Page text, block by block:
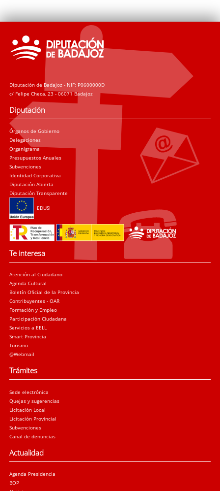
Diputación de Badajoz - NIF: P0600000D
c/ Felipe Checa, 23 - 06071 Badajoz
Diputación
Órganos de Gobierno
Delegaciones
Organigrama
Presupuestos Anuales
Subvenciones
Identidad Corporativa
Diputación Abierta
Diputación Transparente
EDUSI
Te interesa
Atención al Ciudadano
Agenda Cultural
Boletín Oficial de la Provincia
Contribuyentes - OAR
Formación y Empleo
Participación Ciudadana
Servicios a EELL
Smart Provincia
Turismo
@Webmail
Trámites
Sede electrónica
Quejas y sugerencias
Licitación Local
Licitación Provincial
Subvenciones
Canal de denuncias
Actualidad
Agenda Presidencia
BOP